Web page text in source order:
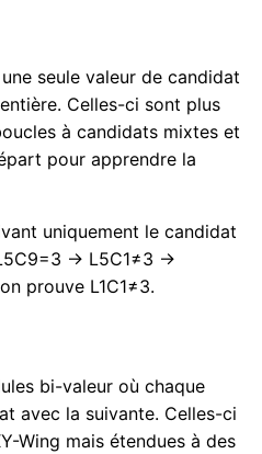
seule valeur de candidat
Celles-ci sont plus
à candidats mixtes et
pour apprendre la
uniquement le candidat
→ L5C1≠3 →
prouve L1C1≠3.
bi-valeur où chaque
avec la suivante. Celles-ci
Wing mais étendues à des